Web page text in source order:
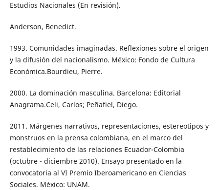
Estudios Nacionales (En revisión).
Anderson, Benedict.
1993. Comunidades imaginadas. Reflexiones sobre el origen
y la difusión del nacionalismo. México: Fondo de Cultura
Económica.Bourdieu, Pierre.
2000. La dominación masculina. Barcelona: Editorial
Anagrama.Celi, Carlos; Peñafiel, Diego.
2011. Márgenes narrativos, representaciones, estereotipos y
monstruos en la prensa colombiana, en el marco del
restablecimiento de las relaciones Ecuador-Colombia
(octubre - diciembre 2010). Ensayo presentado en la
convocatoria al VI Premio Iberoamericano en Ciencias
Sociales. México: UNAM.